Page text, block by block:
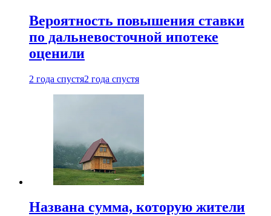
Вероятность повышения ставки
по дальневосточной ипотеке
оценили
2 года спустя2 года спустя
Названа сумма, которую жители